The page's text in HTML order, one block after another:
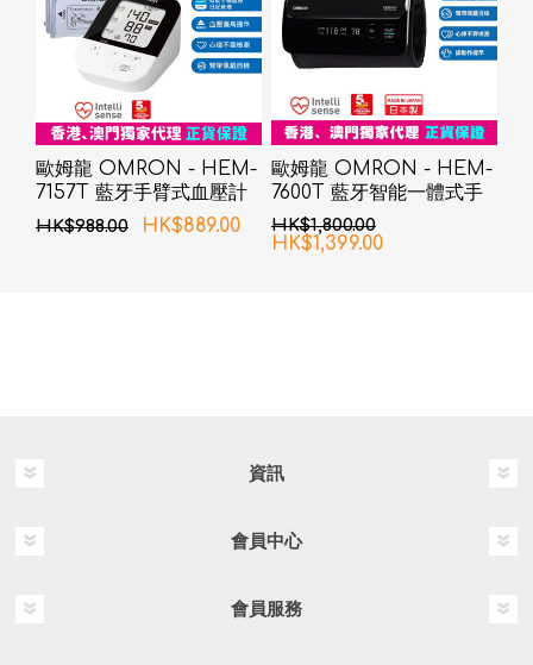
歐姆龍 OMRON - HEM-
7157T 藍牙手臂式血壓計
HK$988.00 HK$889.00
歐姆龍 OMRON - HEM-
7600T 藍牙智能一體式手
臂血壓計
HK$1,800.00
HK$1,399.00
資訊
會員中心
會員服務